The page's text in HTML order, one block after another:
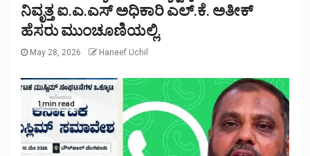
ನಿವೃತ್ತ ಐ.ಎ.ಎಸ್ ಅಧಿಕಾರಿ ಎಲ್.ಕೆ. ಅತೀಕ್
ಹೆಸರು ಮುಂಚೂಣಿಯಲ್ಲಿ.
May 28, 2026 Haneef Uchil
1 min read